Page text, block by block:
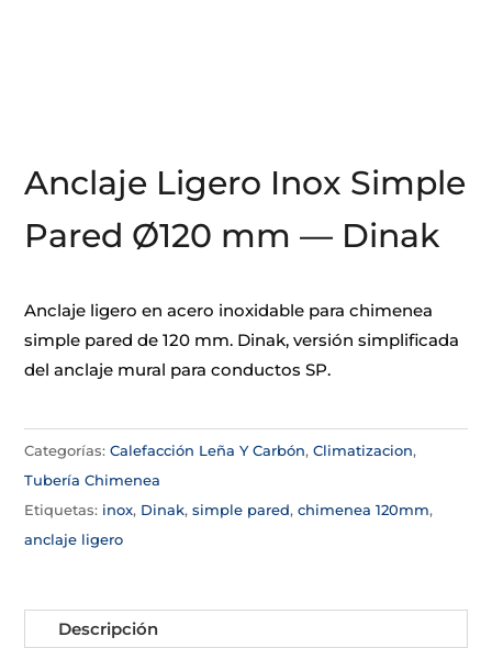
Anclaje Ligero Inox Simple
Pared Ø120 mm — Dinak
Anclaje ligero en acero inoxidable para chimenea
simple pared de 120 mm. Dinak, versión simplificada
del anclaje mural para conductos SP.
Categorías:Calefacción Leña Y Carbón,Climatizacion,
Tubería Chimenea
Etiquetas: inox, Dinak,simple pared,chimenea 120mm,
anclaje ligero
Descripción